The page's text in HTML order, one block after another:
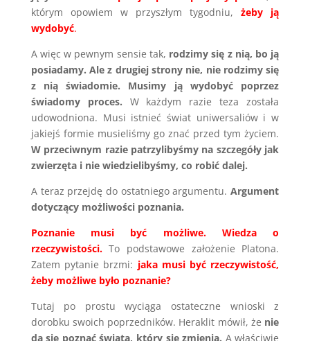
którym opowiem w przyszłym tygodniu,żeby ją
wydobyć.
A więc w pewnym sensie tak, rodzimy się z nią, bo ją
posiadamy. Ale z drugiej strony nie, nie rodzimy się
z nią świadomie. Musimy ją wydobyć poprzez
świadomy proces. W każdym razie teza została
udowodniona. Musi istnieć świat uniwersaliów i w
jakiejś formie musieliśmy go znać przed tym życiem.
W przeciwnym razie patrzylibyśmy na szczegóły jak
zwierzęta i nie wiedzielibyśmy, co robić dalej.
A teraz przejdę do ostatniego argumentu.Argument
dotyczący możliwości poznania.
Poznanie musi być możliwe. Wiedza o
rzeczywistości. To podstawowe założenie Platona.
Zatem pytanie brzmi: jaka musi być rzeczywistość,
żeby możliwe było poznanie?
Tutaj po prostu wyciąga ostateczne wnioski z
dorobku swoich poprzedników. Heraklit mówił, że nie
da się poznać świata, który się zmienia. A właściwie